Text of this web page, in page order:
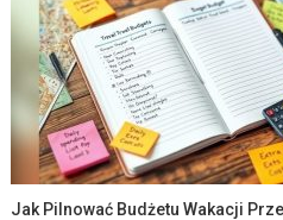
Jak Pilnować Budżetu Wakacji